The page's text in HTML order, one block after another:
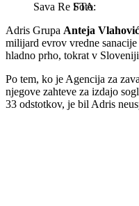
Sava Re STA
Adris Grupa Anteja
milijard evrov vredne
hladno prho, tokrat v
Po tem, ko je Agencija za
njegove zahteve za izdajo
33 odstotkov, je bil Adris